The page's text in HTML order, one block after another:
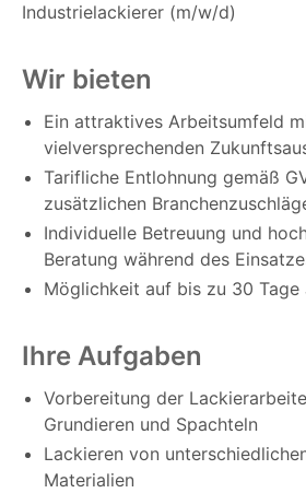
Industrielackierer (m/w/d)
Wir bieten
Ein attraktives Arbeitsumfeld
vielversprechenden
Tarifliche Entlohnung gemäß
zusätzlichen
Individuelle Betreuung und
Beratung während des
Möglichkeit auf bis zu 30 Tage
Ihre Aufgaben
Vorbereitung der
Grundieren und Spachteln
Lackieren von
Materialien